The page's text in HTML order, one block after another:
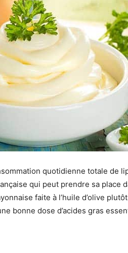
quotidienne totale de
qui peut prendre sa place
faite à l’huile d’olive plutôt
bonne dose d’acides gras